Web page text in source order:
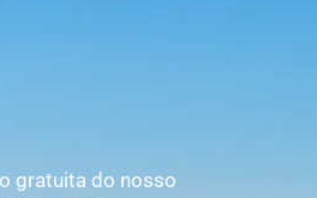
gratuita do nosso